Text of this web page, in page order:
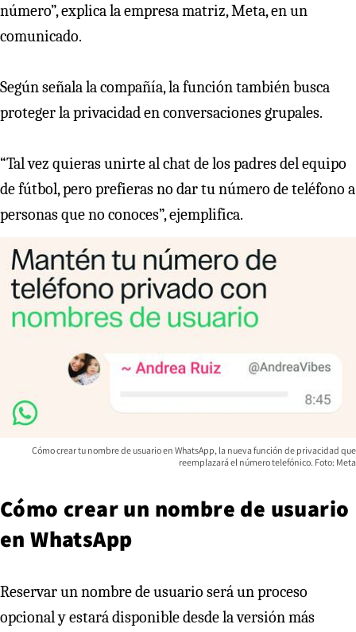
número”, explica la empresa matriz, Meta, en un
comunicado.
Según señala la compañía, la función también busca
proteger la privacidad en conversaciones grupales.
“Tal vez quieras unirte al chat de los padres del equipo
de fútbol, pero prefieras no dar tu número de teléfono a
personas que no conoces”, ejemplifica.
Cómo crear tu nombre de usuario en WhatsApp, la nueva función de privacidad que
reemplazará el número telefónico. Foto: Meta
Cómo crear un nombre de usuario
en WhatsApp
Reservar un nombre de usuario será un proceso
opcional y estará disponible desde la versión más